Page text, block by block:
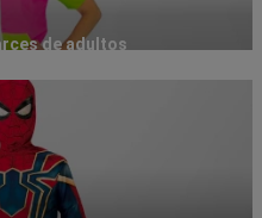
de adultos